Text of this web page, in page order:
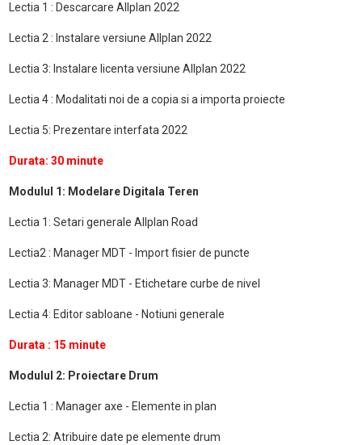
Lectia 1 : Descarcare Allplan 2022
Lectia 2 : Instalare versiune Allplan 2022
Lectia 3: Instalare licenta versiune Allplan 2022
Lectia 4 : Modalitati noi de a copia si a importa proiecte
Lectia 5: Prezentare interfata 2022
Durata: 30 minute
Modulul 1: Modelare Digitala Teren
Lectia 1: Setari generale Allplan Road
Lectia2 : Manager MDT - Import fisier de puncte
Lectia 3: Manager MDT - Etichetare curbe de nivel
Lectia 4: Editor sabloane - Notiuni generale
Durata : 15 minute
Modulul 2: Proiectare Drum
Lectia 1 : Manager axe - Elemente in plan
Lectia 2: Atribuire date pe elemente drum